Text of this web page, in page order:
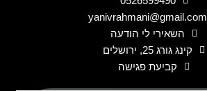
yanivrahmani@gmail.com
השאירי לי הודעה
קינג גורג 25, ירושלים
קביעת פגישה